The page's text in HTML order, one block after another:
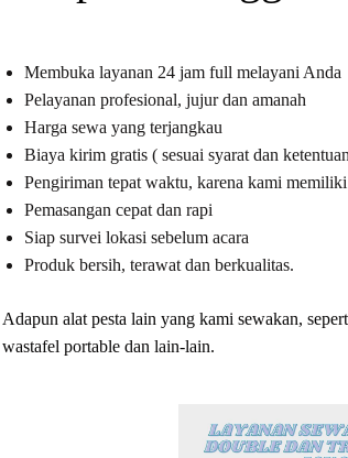
Membuka layanan 24 jam full melayani Anda
Pelayanan profesional, jujur dan amanah
Harga sewa yang terjangkau
Biaya kirim gratis ( sesuai syarat dan
Pengiriman tepat waktu, karena kami
Pemasangan cepat dan rapi
Siap survei lokasi sebelum acara
Produk bersih, terawat dan berkualitas.
Adapun alat pesta lain yang kami sewakan,
wastafel portable dan lain-lain.